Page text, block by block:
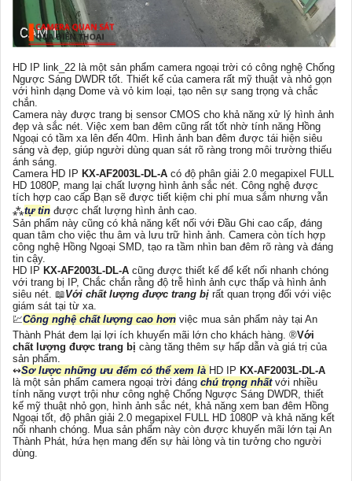
HD IP link_22 là một sản phẩm camera ngoại trời có công nghệ Chống
Ngược Sáng DWDR tốt. Thiết kế của camera rất mỹ thuật và nhỏ gọn
với hình dạng Dome và vỏ kim loại, tạo nên sự sang trọng và chắc
chắn.
Camera này được trang bị sensor CMOS cho khả năng xử lý hình ảnh
đẹp và sắc nét. Việc xem ban đêm cũng rất tốt nhờ tính năng Hồng
Ngoại có tầm xa lên đến 40m. Hình ảnh ban đêm được tái hiện siêu
sáng và đẹp, giúp người dùng quan sát rõ ràng trong môi trường thiếu
ánh sáng.
Camera HD IP KX-AF2003L-DL-A có độ phân giải 2.0 megapixel FULL
HD 1080P, mang lại chất lượng hình ảnh sắc nét. Công nghệ được
tích hợp cao cấp Bạn sẽ được tiết kiệm chi phí mua sắm nhưng vẫn
⁂tự tin được chất lượng hình ảnh cao.
Sản phẩm này cũng có khả năng kết nối với Đầu Ghi cao cấp, đáng
quan tâm cho việc thu âm và lưu trữ hình ảnh. Camera còn tích hợp
công nghệ Hồng Ngoại SMD, tạo ra tầm nhìn ban đêm rõ ràng và đáng
tin cậy.
HD IP KX-AF2003L-DL-A cũng được thiết kế để kết nối nhanh chóng
với trang bị IP, Chắc chắn rằng độ trễ hình ảnh cực thấp và hình ảnh
siêu nét. 📖Với chất lượng được trang bị rất quan trọng đối với việc
giám sát tại từ xa.
💹Công nghệ chất lượng cao hơn việc mua sản phẩm này tại An
Thành Phát đem lại lợi ích khuyến mãi lớn cho khách hàng. ®️Với
chất lượng được trang bị càng tăng thêm sự hấp dẫn và giá trị của
sản phẩm.
↭Sơ lược những ưu đểm có thể xem là HD IP KX-AF2003L-DL-A
là một sản phẩm camera ngoại trời đáng chú trọng nhấtvới nhiều
tính năng vượt trội như công nghệ Chống Ngược Sáng DWDR, thiết
kế mỹ thuật nhỏ gọn, hình ảnh sắc nét, khả năng xem ban đêm Hồng
Ngoại tốt, độ phân giải 2.0 megapixel FULL HD 1080P và khả năng kết
nối nhanh chóng. Mua sản phẩm này còn được khuyến mãi lớn tại An
Thành Phát, hứa hẹn mang đến sự hài lòng và tin tưởng cho người
dùng.